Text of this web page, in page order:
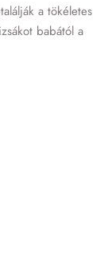
a tökéletes
babától a